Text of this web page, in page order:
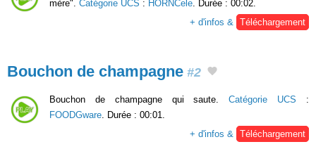
mère". Catégorie UCS : HORNCele . Durée : 00:02.
+ d'infos &
Téléchargement
Bouchon de champagne #2
Bouchon de champagne qui saute.Catégorie UCS :
FOODGware. Durée : 00:01.
+ d'infos & Téléchargement